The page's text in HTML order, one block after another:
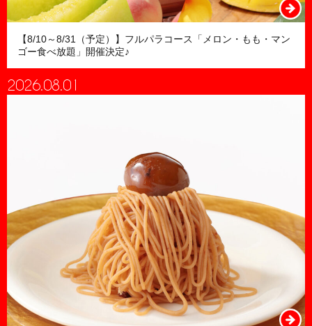
【8/10～8/31（予定）】フルパラコース「メロン・もも・マン
ゴー食べ放題」開催決定♪
2026.08.01